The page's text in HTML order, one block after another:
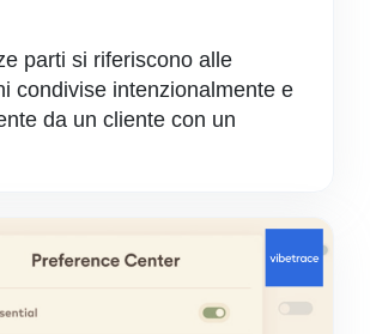
parti si riferiscono alle
condivise intenzionalmente e
da un cliente con un